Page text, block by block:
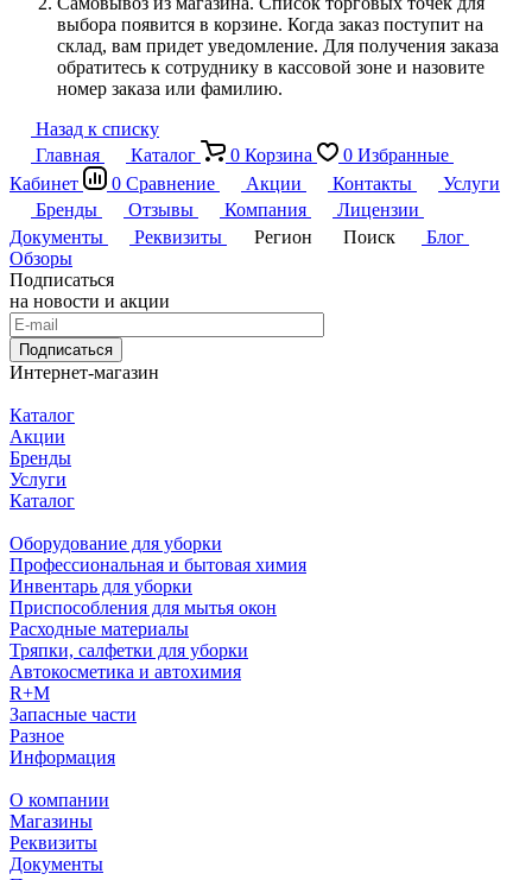
выбора появится в корзине. Когда заказ поступит на
склад, вам придет уведомление. Для получения заказа
обратитесь к сотруднику в кассовой зоне и назовите
номер заказа или фамилию.
Назад к списку
Главная
Каталог 0 Корзина 0 Избранные
Кабинет
0 Сравнение Акции Контакты
Услуги
Бренды
Отзывы Компания
Лицензии
Документы
Реквизиты Регион Поиск
Блог
Обзоры
Подписаться
на новости и акции
Подписаться
Интернет-магазин
Каталог
Акции
Бренды
Услуги
Каталог
Оборудование для уборки
Профессиональная и бытовая химия
Инвентарь для уборки
Приспособления для мытья окон
Расходные материалы
Тряпки, салфетки для уборки
Автокосметика и автохимия
R+M
Запасные части
Разное
Информация
О компании
Магазины
Реквизиты
Документы